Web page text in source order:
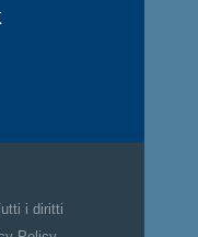
i diritti